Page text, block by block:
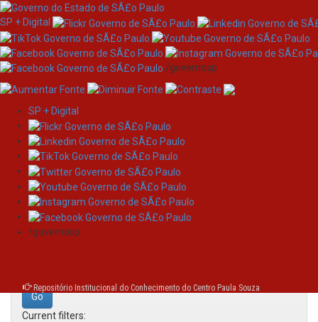
Skip
navigation
SP + Digital
/governosp
SP + Digital
/governosp
Repositório Institucional do Conhecimento do Centro Paula Souza
Search
Search:
Current filters: